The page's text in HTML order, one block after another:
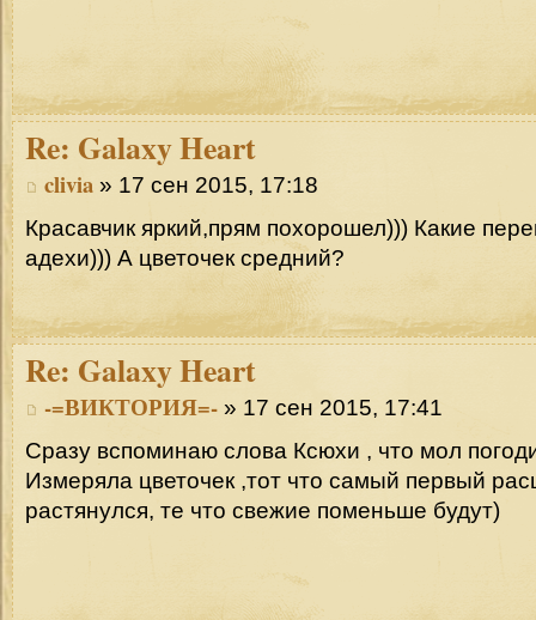
Re: Galaxy Heart
clivia » 17 сен 2015, 17:18
Красавчик яркий,прям похорошел))) Какие
адехи))) А цветочек средний?
Re: Galaxy Heart
-=ВИКТОРИЯ=- » 17 сен 2015, 17:41
Сразу вспоминаю слова Ксюхи , что мол
Измеряла цветочек ,тот что самый первый
растянулся, те что свежие поменьше будут)